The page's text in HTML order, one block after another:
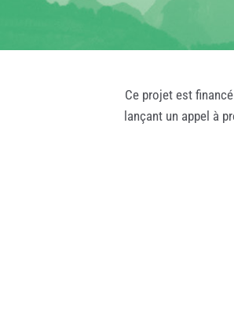
Ce projet est
lançant un appel à